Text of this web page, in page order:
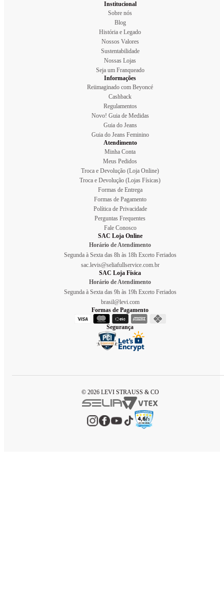
Institucional
Sobre nós
Blog
História e Legado
Nossos Valores
Sustentabilidade
Nossas Lojas
Seja um Franqueado
Informações
Reiimaginado com Beyoncé
Cashback
Regulamentos
Novo! Guia de Medidas
Guia do Jeans
Guia do Jeans Feminino
Atendimento
Minha Conta
Meus Pedidos
Troca e Devolução (Loja Online)
Troca e Devolução (Lojas Físicas)
Formas de Entrega
Formas de Pagamento
Política de Privacidade
Perguntas Frequentes
Fale Conosco
SAC Loja Online
Horário de Atendimento
Segunda à Sexta das 8h às 18h Exceto Feriados
sac.levis@seliafullservice.com.br
SAC Loja Física
Horário de Atendimento
Segunda à Sexta das 9h às 19h Exceto Feriados
brasil@levi.com
Formas de Pagamento
Segurança
© 2026 LEVI STRAUSS & CO